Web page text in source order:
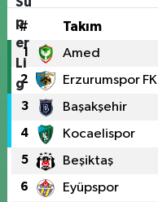
# Takım
1 Amed
2 Erzurumspor FK
3 Başakşehir
4 Kocaelispor
5 Beşiktaş
6 Eyüpspor